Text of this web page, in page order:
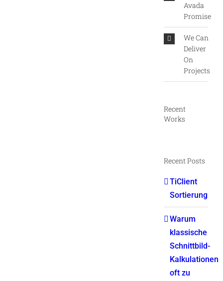
Avada
Promise
We Can
Deliver
On
Projects
Recent
Works
Recent Posts
TiClient
Sortierung
Warum
klassische
Schnittbild-
Kalkulationen
oft zu